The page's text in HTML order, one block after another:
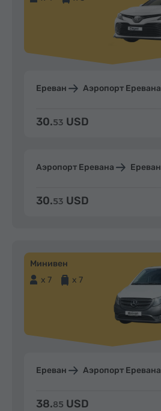
Ереван Аэропорт Еревана
30.53 USD
Аэропорт Еревана Ереван
30.53 USD
Минивен
x 7
x 7
Ереван Аэропорт Еревана
38.85 USD